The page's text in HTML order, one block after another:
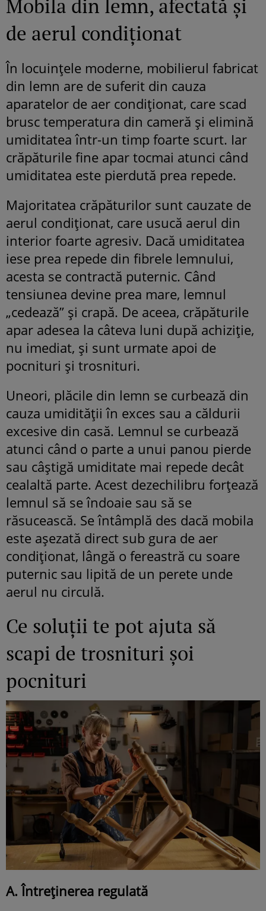
Mobila din lemn, afectată și
de aerul condiționat
În locuințele moderne, mobilierul fabricat
din lemn are de suferit din cauza
aparatelor de aer condiționat, care scad
brusc temperatura din cameră și elimină
umiditatea într-un timp foarte scurt. Iar
crăpăturile fine apar tocmai atunci când
umiditatea este pierdută prea repede.
Majoritatea crăpăturilor sunt cauzate de
aerul condiționat, care usucă aerul din
interior foarte agresiv. Dacă umiditatea
iese prea repede din fibrele lemnului,
acesta se contractă puternic. Când
tensiunea devine prea mare, lemnul
„cedează” și crapă. De aceea, crăpăturile
apar adesea la câteva luni după achiziție,
nu imediat, și sunt urmate apoi de
pocnituri și trosnituri.
Uneori, plăcile din lemn se curbează din
cauza umidității în exces sau a căldurii
excesive din casă. Lemnul se curbează
atunci când o parte a unui panou pierde
sau câștigă umiditate mai repede decât
cealaltă parte. Acest dezechilibru forțează
lemnul să se îndoaie sau să se
răsucească. Se întâmplă des dacă mobila
este așezată direct sub gura de aer
condiționat, lângă o fereastră cu soare
puternic sau lipită de un perete unde
aerul nu circulă.
Ce soluții te pot ajuta să
scapi de trosnituri șoi
pocnituri
A. Întreținerea regulată